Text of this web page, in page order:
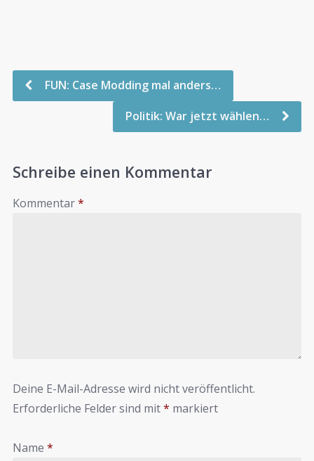
FUN: Case Modding mal anders…
Politik: War jetzt wählen…
Schreibe einen Kommentar
Kommentar*
Deine E-Mail-Adresse wird nicht veröffentlicht.
Erforderliche Felder sind mit* markiert
Name *